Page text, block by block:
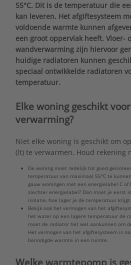
55°C. Dit is de temperatuur die
kan leveren. Het afgiftesysteem
voldoende warmte kunnen
een groot oppervlak heeft. Vloer-
wandverwarming zijn hiervoor
huidige radiatoren kunnen
speciaal ontwikkelde radiatoren
temperatuur.
Elke woning geschikt
verwarming?
Niet elke woning is geschikt om
(lt) te verwarmen. Houd rekening
De woning moet redelijk tot goed
temperatuur van maximaal 55°C te
gauw woningen met een energielabel C of
slechter energielabel? Dan moet je eerst
isolatie, hoe lager je de temperatuur krijgt.
Bekijk ook het vermogen van het
het water op een lagere temperatuur de
moet de radiator het wel aankunnen om
Het vermogen van het afgiftesysteem is
benodigde warmte in een ruimte.
Welke warmtepomp is